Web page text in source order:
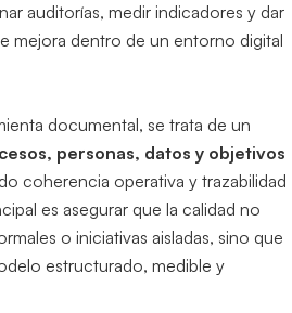
auditorías, medir indicadores y dar
mejora dentro de un entorno digital
documental, se trata de un
personas, datos y objetivos
coherencia operativa y trazabilidad
es asegurar que la calidad no
o iniciativas aisladas, sino que
estructurado, medible y